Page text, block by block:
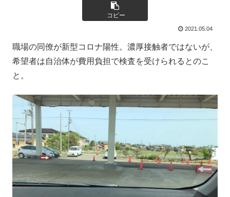
コピー
2021.05.04
職場の同僚が新型コロナ陽性。濃厚接触者ではないが、
希望者は自治体が費用負担で検査を受けられるとのこ
と。